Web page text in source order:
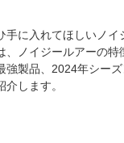
手に入れてほしいノイ
、ノイジールアーの特
強製品、2024年シー
します。